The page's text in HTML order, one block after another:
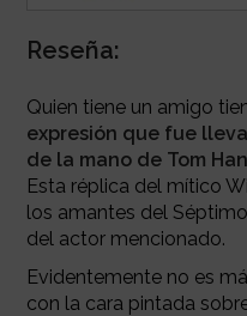
Reseña:
Quien tiene un amigo
expresión que fue
de la mano de Tom
Esta réplica del mítico
los amantes del
del actor mencionado.
Evidentemente no es
con la cara pintada